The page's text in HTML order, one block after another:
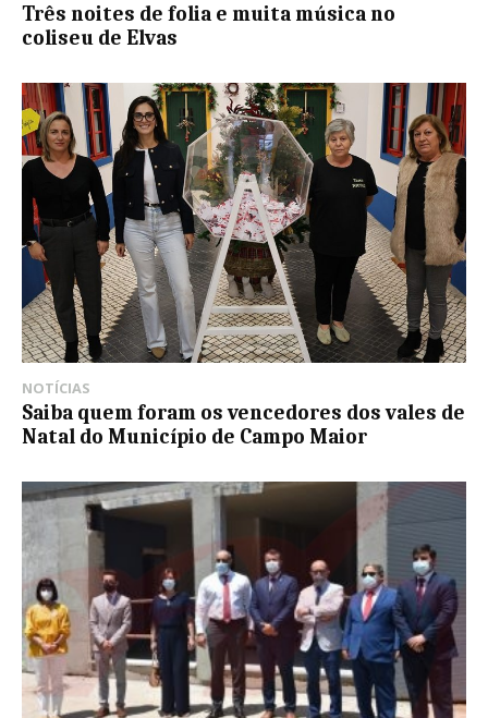
Três noites de folia e muita música no
coliseu de Elvas
NOTÍCIAS
Saiba quem foram os vencedores dos vales de
Natal do Município de Campo Maior